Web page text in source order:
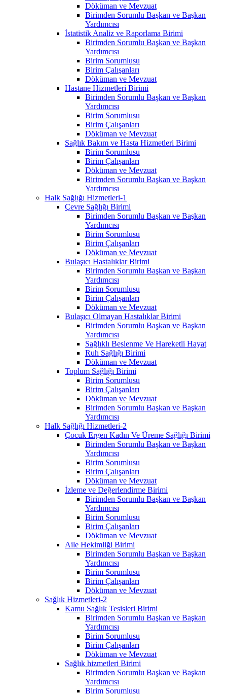
Döküman ve Mevzuat
Birimden Sorumlu Başkan ve Başkan
Yardımcısı
İstatistik Analiz ve Raporlama Birimi
Birimden Sorumlu Başkan ve Başkan
Yardımcısı
Birim Sorumlusu
Birim Çalışanları
Döküman ve Mevzuat
Hastane Hizmetleri Birimi
Birimden Sorumlu Başkan ve Başkan
Yardımcısı
Birim Sorumlusu
Birim Çalışanları
Döküman ve Mevzuat
Sağlık Bakım ve Hasta Hizmetleri Birimi
Birim Sorumlusu
Birim Çalışanları
Döküman ve Mevzuat
Birimden Sorumlu Başkan ve Başkan
Yardımcısı
Halk Sağlığı Hizmetleri-1
Çevre Sağlığı Birimi
Birimden Sorumlu Başkan ve Başkan
Yardımcısı
Birim Sorumlusu
Birim Çalışanları
Döküman ve Mevzuat
Bulaşıcı Hastalıklar Birimi
Birimden Sorumlu Başkan ve Başkan
Yardımcısı
Birim Sorumlusu
Birim Çalışanları
Döküman ve Mevzuat
Bulaşıcı Olmayan Hastalıklar Birimi
Birimden Sorumlu Başkan ve Başkan
Yardımcısı
Sağlıklı Beslenme Ve Hareketli Hayat
Ruh Sağlığı Birimi
Döküman ve Mevzuat
Toplum Sağlığı Birimi
Birim Sorumlusu
Birim Çalışanları
Döküman ve Mevzuat
Birimden Sorumlu Başkan ve Başkan
Yardımcısı
Halk Sağlığı Hizmetleri-2
Çocuk Ergen Kadın Ve Üreme Sağlığı Birimi
Birimden Sorumlu Başkan ve Başkan
Yardımcısı
Birim Sorumlusu
Birim Çalışanları
Döküman ve Mevzuat
İzleme ve Değerlendirme Birimi
Birimden Sorumlu Başkan ve Başkan
Yardımcısı
Birim Sorumlusu
Birim Çalışanları
Döküman ve Mevzuat
Aile Hekimliği Birimi
Birimden Sorumlu Başkan ve Başkan
Yardımcısı
Birim Sorumlusu
Birim Çalışanları
Döküman ve Mevzuat
Sağlık Hizmetleri-2
Kamu Sağlık Tesisleri Birimi
Birimden Sorumlu Başkan ve Başkan
Yardımcısı
Birim Sorumlusu
Birim Çalışanları
Döküman ve Mevzuat
Sağlık hizmetleri Birimi
Birimden Sorumlu Başkan ve Başkan
Yardımcısı
Birim Sorumlusu